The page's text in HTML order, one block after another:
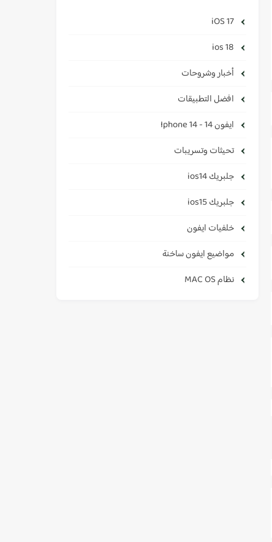
iOS 17
أخبار وشروحات
افضل التطبيقات
ايفون 14 - Iphone 14
تحيثات وتسريبات
جلبريك ios14
جلبريك ios15
خلفيات ايفون
مواضيع ايفون ساخنة
نظام MAC OS